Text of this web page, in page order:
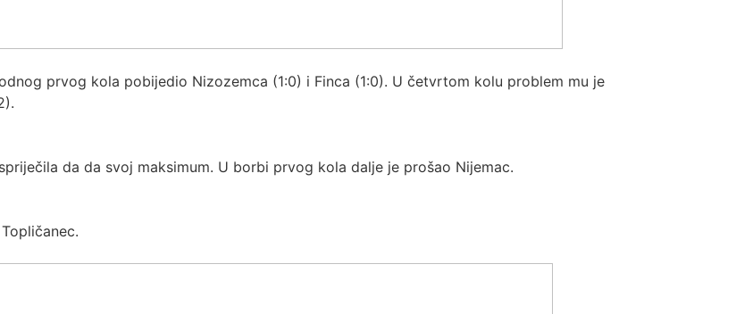
prvog kola pobijedio Nizozemca (1:0) i Finca (1:0). U četvrtom kolu problem mu je
da da svoj maksimum. U borbi prvog kola dalje je prošao Nijemac.